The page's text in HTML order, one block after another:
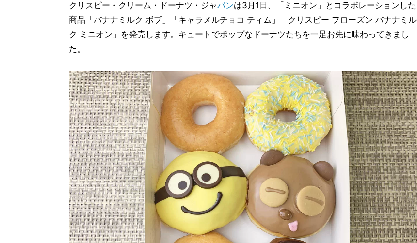
クリスピー・クリーム・ドーナツ・ジャパンは3月1日、「ミニオン」とコラボレーションした
商品「バナナミルク ボブ」「キャラメルチョコ ティム」「クリスピー フローズン バナナミル
ク ミニオン」を発売します。キュートでポップなドーナツたちを一足お先に味わってきまし
た。